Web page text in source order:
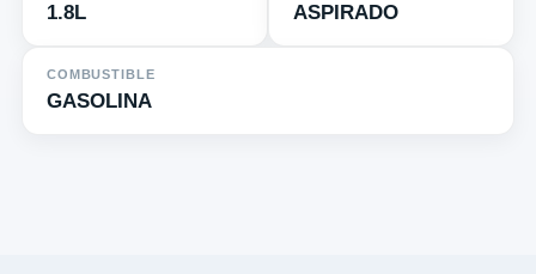
1.8L ASPIRADO
COMBUSTIBLE
GASOLINA